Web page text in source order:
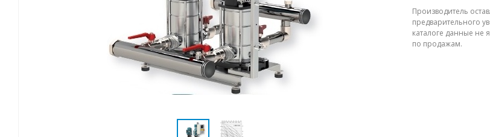
Производитель
предварительного
каталоге данные не
по продажам.